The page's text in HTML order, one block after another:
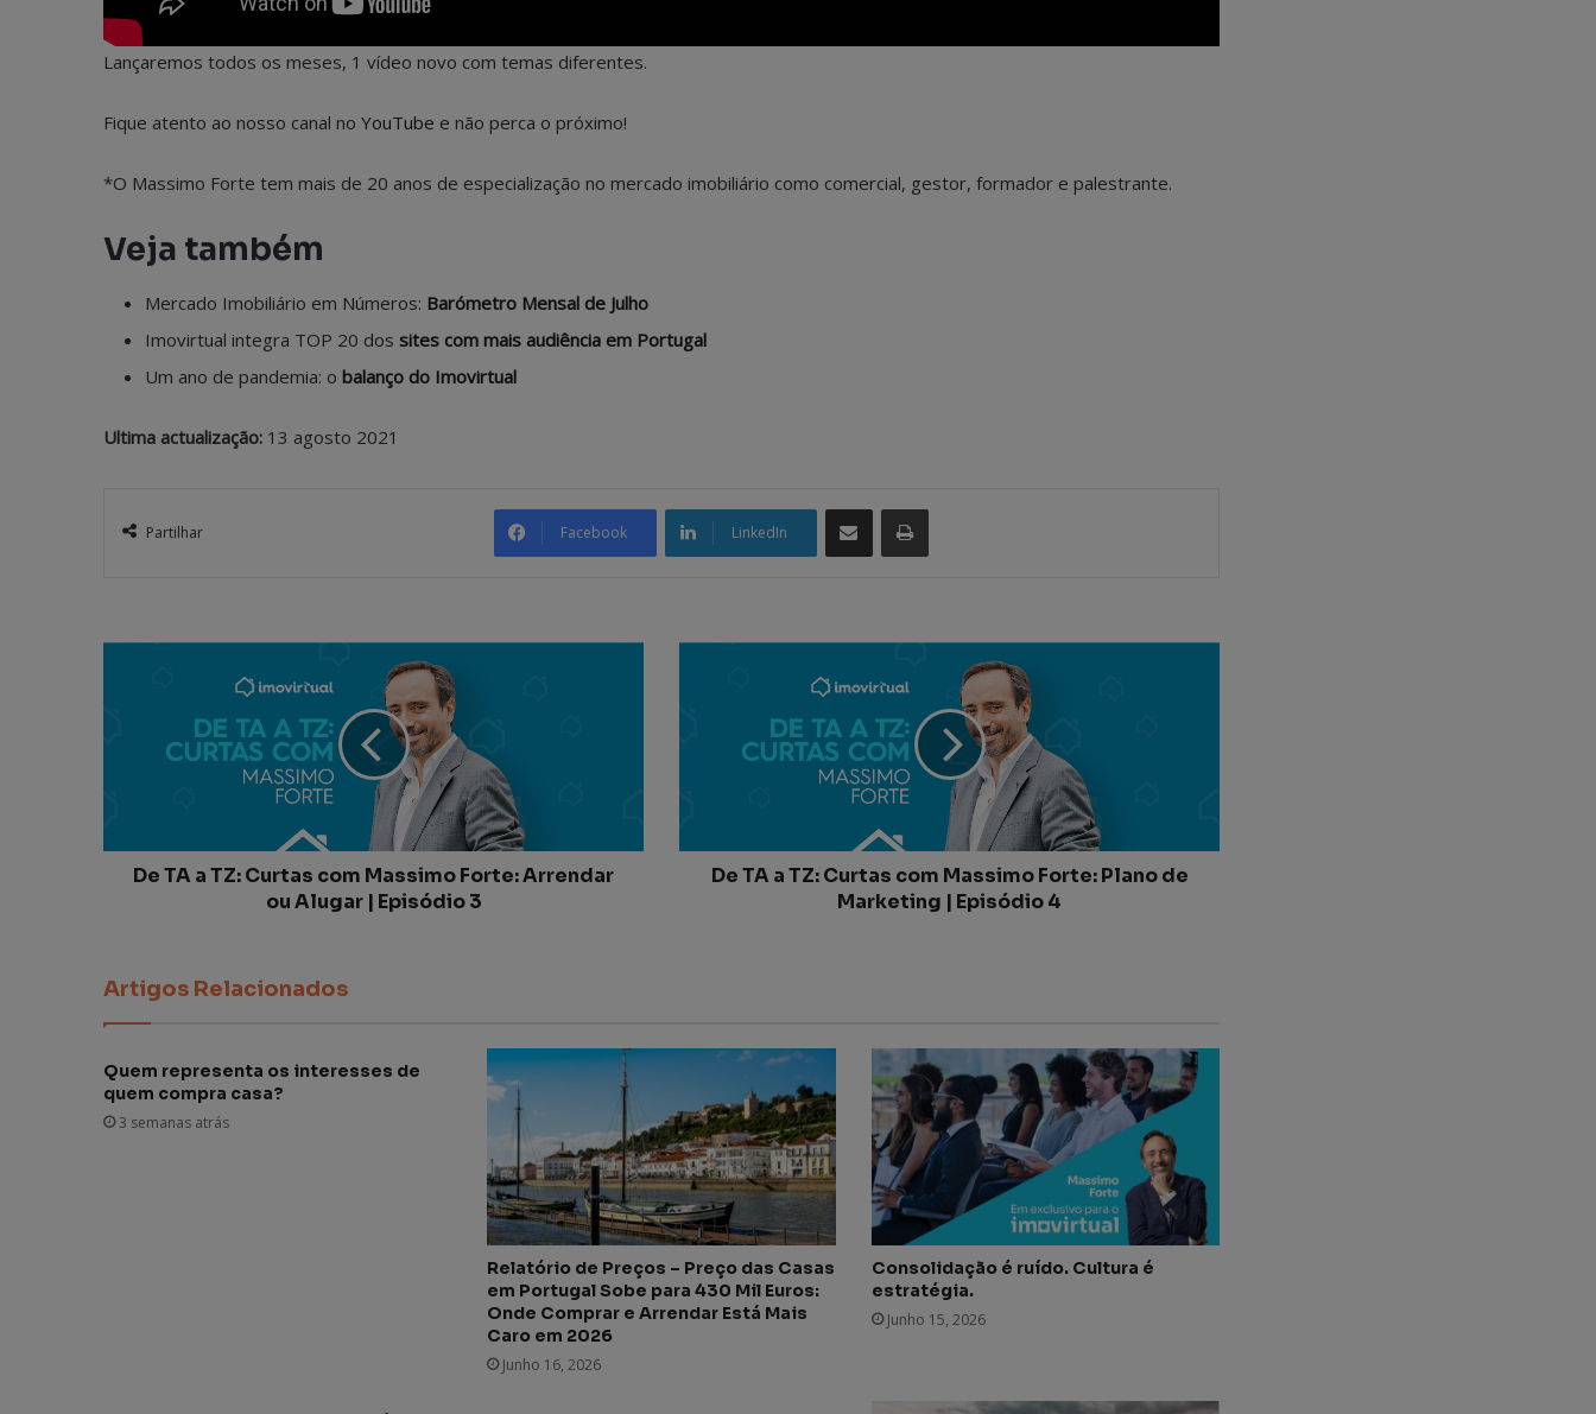
Lançaremos todos os meses, 1 vídeo novo com temas diferentes.
Fique atento ao nosso canal no YouTube e não perca o próximo!
*O Massimo Forte tem mais de 20 anos de especialização no mercado imobiliário como comercial, gestor, formador e palestrante.
Veja também
Mercado Imobiliário em Números: Barómetro Mensal de Julho
Imovirtual integra TOP 20 dos sites com mais audiência em Portugal
Um ano de pandemia: o balanço do Imovirtual
Ultima actualização: 13 agosto 2021
Partilhar Facebook LinkedIn
Partilhar Via Email Imprimir
De TA a TZ: Curtas com Massimo Forte: Arrendar
ou Alugar | Episódio 3
De TA a TZ: Curtas com Massimo Forte: Plano de
Marketing | Episódio 4
Artigos Relacionados
Quem representa os interesses de
quem compra casa?
3 semanas atrás
Relatório de Preços – Preço das Casas
em Portugal Sobe para 430 Mil Euros:
Onde Comprar e Arrendar Está Mais
Caro em 2026
Junho 16, 2026
Consolidação é ruído. Cultura é
estratégia.
Junho 15, 2026